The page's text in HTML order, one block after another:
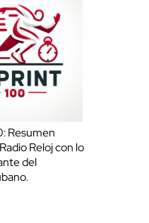
Resumen
Reloj con lo
del